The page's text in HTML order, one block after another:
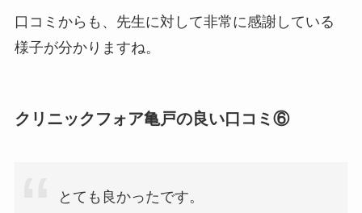
口コミからも、先生に対して非常に感謝している
様子が分かりますね。
クリニックフォア亀戸の良い口コミ⑥
とても良かったです。